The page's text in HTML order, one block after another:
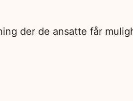
der de ansatte får